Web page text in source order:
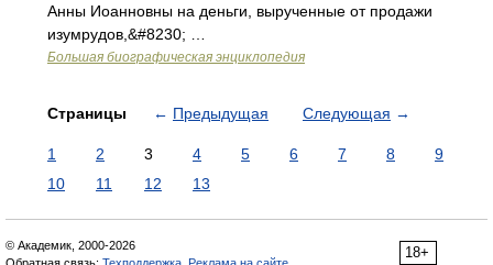
Анны Иоанновны на деньги, вырученные от продажи
изумрудов,&#8230; …
Большая биографическая энциклопедия
Страницы ← Предыдущая Следующая →
1 2 3 4 5 6 7 8
9
10
11 12 13
18+
© Академик, 2000-2026